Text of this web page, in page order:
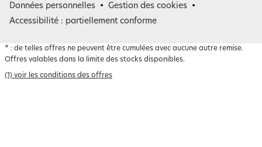
Belgique
Données personnelles
Gestion des cookies
Accessibilité : partiellement conforme
* : de telles offres ne peuvent être cumulées avec aucune autre remise.
Offres valables dans la limite des stocks disponibles.
(1) voir les conditions des offres